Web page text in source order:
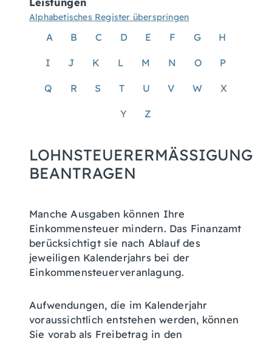
Leistungen
Alphabetisches Register überspringen
A B C D E F G H
I J K L M N O P
Q R S T U V W X
Y Z
LOHNSTEUERERMÄSSIGUNG B
EANTRAGEN
Manche Ausgaben können Ihre
Einkommensteuer mindern. Das Finanzamt
berücksichtigt sie nach Ablauf des
jeweiligen Kalenderjahrs bei der
Einkommensteuerveranlagung.
Aufwendungen, die im Kalenderjahr
voraussichtlich entstehen werden, können
Sie vorab als Freibetrag in den